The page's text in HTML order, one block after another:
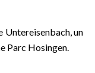
Untereisenbach, un
Parc Hosingen.